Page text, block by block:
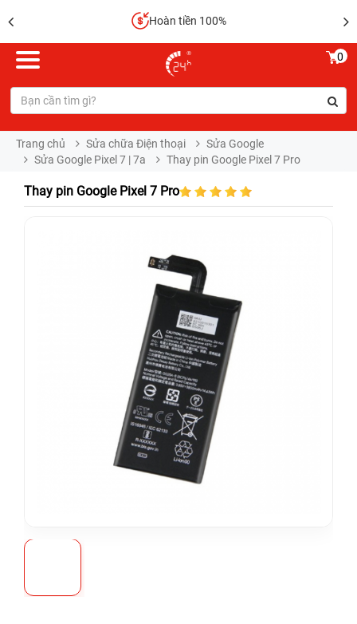
Hoàn tiền 100%
0
Trang chủ Sửa chữa Điện thoại
Sửa Google
Sửa Google Pixel 7 | 7a
Thay pin Google Pixel 7 Pro
Thay pin Google Pixel 7 Pro